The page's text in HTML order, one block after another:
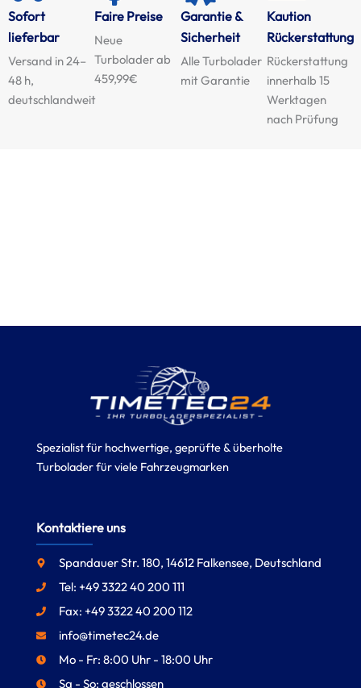
Sofort
lieferbar
Versand in 24–
48 h,
deutschlandweit
Faire Preise
Neue
Turbolader ab
459,99€
Garantie &
Sicherheit
Alle Turbolader
mit Garantie
Kaution
Rückerstattung
Rückerstattung
innerhalb 15
Werktagen
nach Prüfung
Spezialist für hochwertige, geprüfte & überholte
Turbolader für viele Fahrzeugmarken
Kontaktiere uns
Spandauer Str. 180, 14612 Falkensee, Deutschland
Tel: +49 3322 40 200 111
Fax: +49 3322 40 200 112
info@timetec24.de
Mo - Fr: 8:00 Uhr - 18:00 Uhr
Sa - So: geschlossen